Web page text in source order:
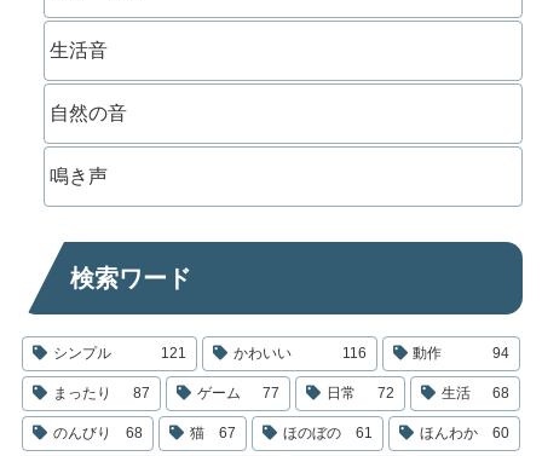
生活音
自然の音
鳴き声
検索ワード
シンプル 121 かわいい 116 動作 94
まったり 87 ゲーム 77 日常 72 生活 68
のんびり 68 猫 67 ほのぼの 61 ほんわか 60